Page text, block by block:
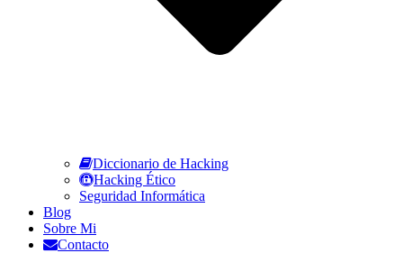
Diccionario de Hacking
Hacking Ético
Seguridad Informática
Blog
Sobre Mi
Contacto